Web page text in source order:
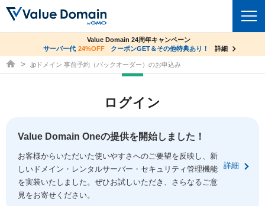
ドメイントップ
ドメイン移管
ドメイン価格一覧
ドメイン一括検索
コアサーバー
バリューサーバー
XREA
セキュリティトップ
Value Domain ネットde診断
SSL証明書
サービストップ
お得意様割引
facebook
co.jpドメイン✕コアサーバーV2ビジネス応援キャンペーン
サーバー料金1年間無料
詳細
Value Domain 24周年キャンペーン
サーバー代 24%OFF クーポンGET＆その他特典あり！ 詳細
ドメイン取得ならバリュードメイン
.jpドメイン 事前予約（バックオーダー）のお申込み
ログイン
Value Domain Oneの提供を開始しました！
お客様からいただいた使いやすさへのご要望を反映し、新
しいドメイン・レンタルサーバー・セキュリティ管理機能
を実装いたしました。ぜひお試しいただき、さらなるご意
見をお寄せください。
詳細